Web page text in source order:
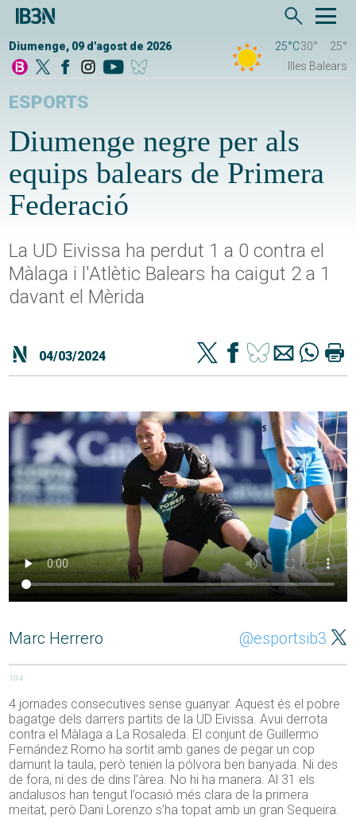
Diumenge, 09 d'agost de 2026 25°C30°
25°
Illes Balears
ESPORTS
Diumenge negre per als
equips balears de Primera
Federació
La UD Eivissa ha perdut 1 a 0 contra el
Màlaga i l'Atlètic Balears ha caigut 2 a 1
davant el Mèrida
04/03/2024
Marc Herrero @esportsib3
194
4 jornades consecutives sense guanyar. Aquest és el pobre
bagatge dels darrers partits de la UD Eivissa. Avui derrota
contra el Màlaga a La Rosaleda. El conjunt de Guillermo
Fernández Romo ha sortit amb ganes de pegar un cop
damunt la taula, però tenien la pólvora ben banyada. Ni des
de fora, ni des de dins l’àrea. No hi ha manera. Al 31 els
andalusos han tengut l’ocasió més clara de la primera
meitat, però Dani Lorenzo s’ha topat amb un gran Sequeira.